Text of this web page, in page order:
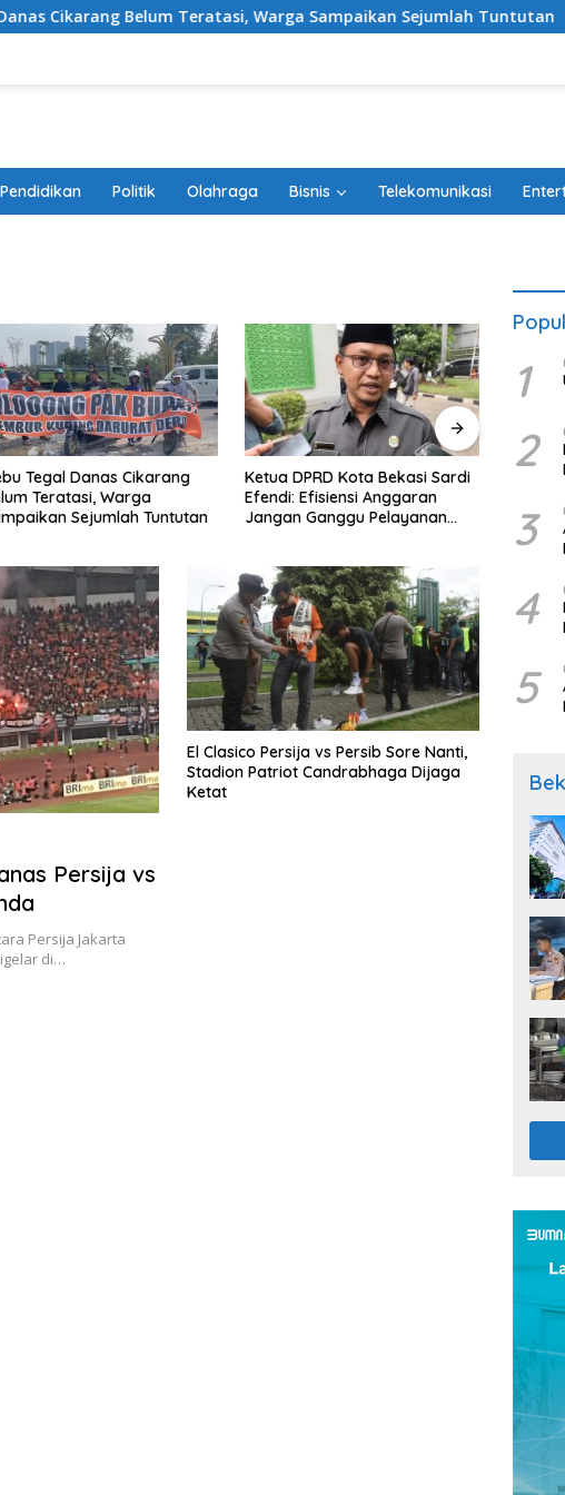
Belum Teratasi, Warga Sampaikan Sejumlah Tuntutan Ketua
Pendidikan Politik Olahraga Bisnis Telekomunikasi
Tegal Danas Cikarang
Teratasi, Warga
Sejumlah Tuntutan
Ketua DPRD Kota Bekasi Sardi
Efendi: Efisiensi Anggaran
Jangan Ganggu Pelayanan
ke
Persija vs
Persija Jakarta
di…
El Clasico Persija vs Persib Sore Nanti,
Stadion Patriot Candrabhaga Dijaga
Ketat
1
2
3
4
5